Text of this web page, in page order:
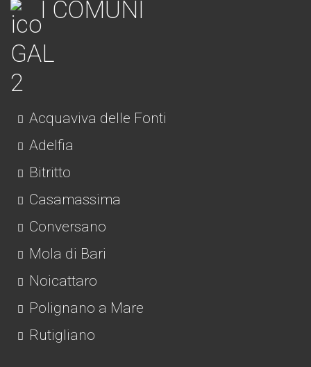
I COMUNI
Acquaviva delle Fonti
Adelfia
Bitritto
Casamassima
Conversano
Mola di Bari
Noicattaro
Polignano a Mare
Rutigliano